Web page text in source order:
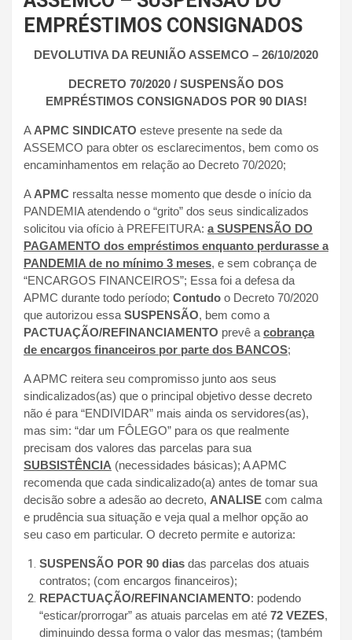
EMPRÉSTIMOS CONSIGNADOS
DEVOLUTIVA DA REUNIÃO ASSEMCO – 26/10/2020
DECRETO 70/2020 / SUSPENSÃO DOS
EMPRÉSTIMOS CONSIGNADOS POR 90 DIAS!
A APMC SINDICATO esteve presente na sede da
ASSEMCO para obter os esclarecimentos, bem como os
encaminhamentos em relação ao Decreto 70/2020;
A APMC ressalta nesse momento que desde o início da
PANDEMIA atendendo o “grito” dos seus sindicalizados
solicitou via ofício à PREFEITURA: a SUSPENSÃO DO
PAGAMENTO dos empréstimos enquanto perdurasse a
PANDEMIA de no mínimo 3 meses, e sem cobrança de
“ENCARGOS FINANCEIROS”; Essa foi a defesa da
APMC durante todo período; Contudo o Decreto 70/2020
que autorizou essa SUSPENSÃO, bem como a
PACTUAÇÃO/REFINANCIAMENTO prevê a cobrança
de encargos financeiros por parte dos BANCOS;
A APMC reitera seu compromisso junto aos seus
sindicalizados(as) que o principal objetivo desse decreto
não é para “ENDIVIDAR” mais ainda os servidores(as),
mas sim: “dar um FÔLEGO” para os que realmente
precisam dos valores das parcelas para sua
SUBSISTÊNCIA (necessidades básicas); A APMC
recomenda que cada sindicalizado(a) antes de tomar sua
decisão sobre a adesão ao decreto, ANALISE com calma
e prudência sua situação e veja qual a melhor opção ao
seu caso em particular. O decreto permite e autoriza:
SUSPENSÃO POR 90 dias das parcelas dos atuais
contratos; (com encargos financeiros);
REPACTUAÇÃO/REFINANCIAMENTO: podendo
“esticar/prorrogar” as atuais parcelas em até 72 VEZES,
diminuindo dessa forma o valor das mesmas; (também